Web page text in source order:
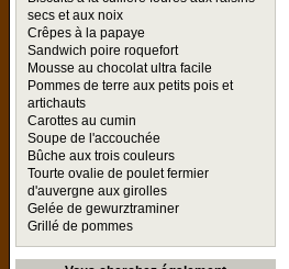
secs et aux noix
Crêpes à la papaye
Sandwich poire roquefort
Mousse au chocolat ultra facile
Pommes de terre aux petits pois et
artichauts
Carottes au cumin
Soupe de l'accouchée
Bûche aux trois couleurs
Tourte ovalie de poulet fermier
d'auvergne aux girolles
Gelée de gewurztraminer
Grillé de pommes